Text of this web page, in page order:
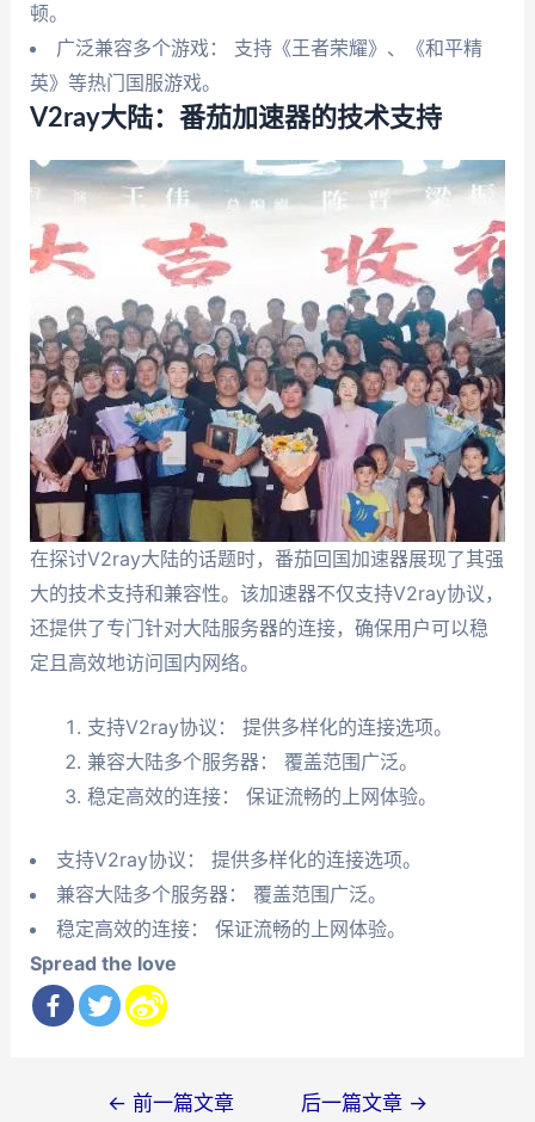
顿。
广泛兼容多个游戏： 支持《王者荣耀》、《和平精
英》等热门国服游戏。
V2ray大陆：番茄加速器的技术支持
在探讨V2ray大陆的话题时，番茄回国加速器展现了其强
大的技术支持和兼容性。该加速器不仅支持V2ray协议，
还提供了专门针对大陆服务器的连接，确保用户可以稳
定且高效地访问国内网络。
支持V2ray协议： 提供多样化的连接选项。
兼容大陆多个服务器： 覆盖范围广泛。
稳定高效的连接： 保证流畅的上网体验。
支持V2ray协议： 提供多样化的连接选项。
兼容大陆多个服务器： 覆盖范围广泛。
稳定高效的连接： 保证流畅的上网体验。
Spread the love
← 前一篇文章 后一篇文章 →